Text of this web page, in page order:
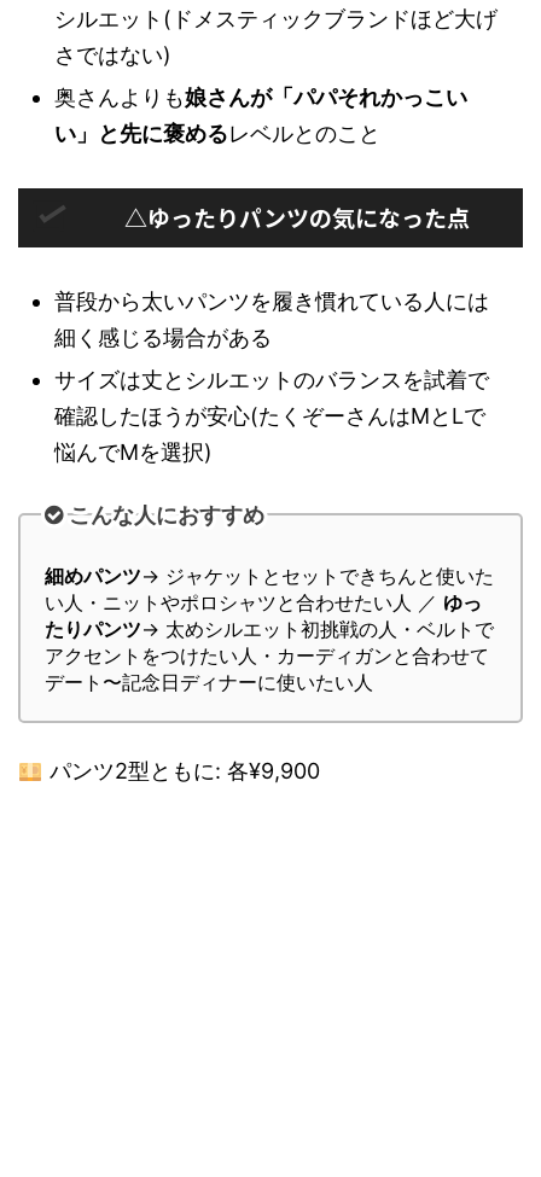
シルエット(ドメスティックブランドほど大げ
さではない)
奥さんよりも娘さんが「パパそれかっこい
い」と先に褒めるレベルとのこと
△ゆったりパンツの気になった点
普段から太いパンツを履き慣れている人には
細く感じる場合がある
サイズは丈とシルエットのバランスを試着で
確認したほうが安心(たくぞーさんはMとLで
悩んでMを選択)
こんな人におすすめ
細めパンツ→ ジャケットとセットできちんと使いた
い人・ニットやポロシャツと合わせたい人 ／ ゆっ
たりパンツ→ 太めシルエット初挑戦の人・ベルトで
アクセントをつけたい人・カーディガンと合わせて
デート〜記念日ディナーに使いたい人
パンツ2型ともに: 各¥9,900